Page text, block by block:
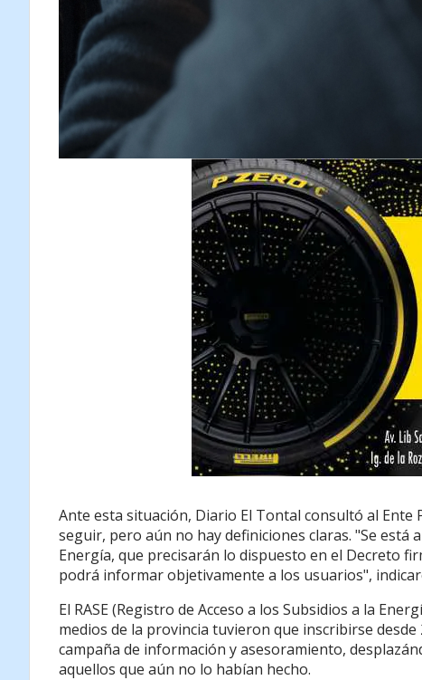
Ante esta situación, Diario El Tontal consultó al Ente
seguir, pero aún no hay definiciones claras. "Se está
Energía, que precisarán lo dispuesto en el Decreto
podrá informar objetivamente a los usuarios",
El RASE (Registro de Acceso a los Subsidios a la
medios de la provincia tuvieron que inscribirse desde
campaña de información y asesoramiento,
aquellos que aún no lo habían hecho.